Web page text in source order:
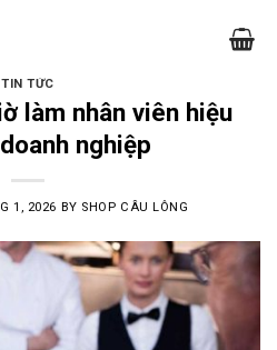
TIN TỨC
làm nhân viên hiệu
nghiệp
1, 2026 BY SHOP CÂU LÔNG